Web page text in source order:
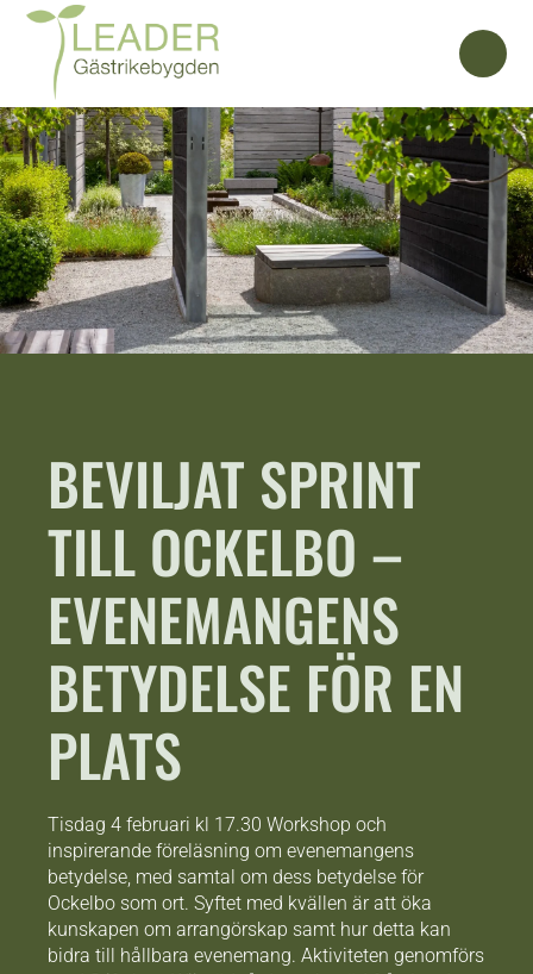
BEVILJAT SPRINT
TILL OCKELBO –
EVENEMANGENS
BETYDELSE FÖR EN
PLATS
Tisdag 4 februari kl 17.30 Workshop och
inspirerande föreläsning om evenemangens
betydelse, med samtal om dess betydelse för
Ockelbo som ort. Syftet med kvällen är att öka
kunskapen om arrangörskap samt hur detta kan
bidra till hållbara evenemang. Aktiviteten genomförs